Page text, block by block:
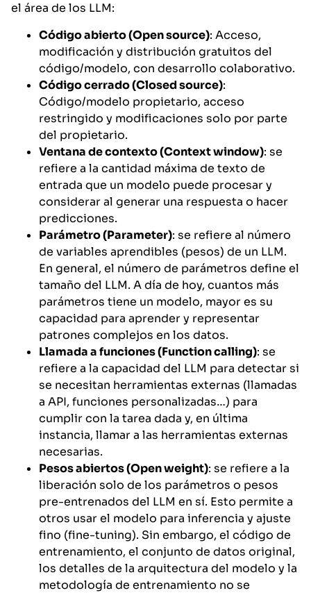
el área de los LLM:
Código abierto (Open source): Acceso,
modificación y distribución gratuitos del
código/modelo, con desarrollo colaborativo.
Código cerrado (Closed source):
Código/modelo propietario, acceso
restringido y modificaciones solo por parte
del propietario.
Ventana de contexto (Context window): se
refiere a la cantidad máxima de texto de
entrada que un modelo puede procesar y
considerar al generar una respuesta o hacer
predicciones.
Parámetro (Parameter): se refiere al número
de variables aprendibles (pesos) de un LLM.
En general, el número de parámetros define el
tamaño del LLM. A día de hoy, cuantos más
parámetros tiene un modelo, mayor es su
capacidad para aprender y representar
patrones complejos en los datos.
Llamada a funciones (Function calling): se
refiere a la capacidad del LLM para detectar si
se necesitan herramientas externas (llamadas
a API, funciones personalizadas…) para
cumplir con la tarea dada y, en última
instancia, llamar a las herramientas externas
necesarias.
Pesos abiertos (Open weight): se refiere a la
liberación solo de los parámetros o pesos
pre-entrenados del LLM en sí. Esto permite a
otros usar el modelo para inferencia y ajuste
fino (fine-tuning). Sin embargo, el código de
entrenamiento, el conjunto de datos original,
los detalles de la arquitectura del modelo y la
metodología de entrenamiento no se